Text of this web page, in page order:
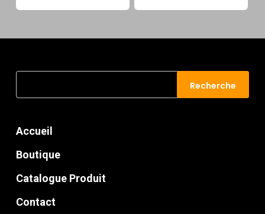
pour :
Recherche
Accueil
Boutique
Catalogue Produit
Contact